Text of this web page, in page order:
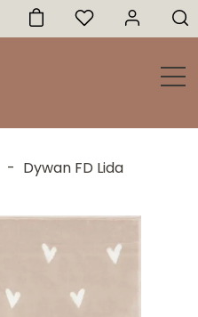
- Dywan FD Lida